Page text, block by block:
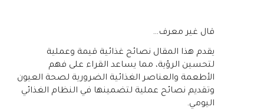
‏قال غير معرف…
يقدم هذا المقال نصائح غذائية قيمة وعملية
لتحسين الرؤية، مما يساعد القراء على فهم
الأطعمة والعناصر الغذائية الضرورية لصحة العيون
وتقديم نصائح عملية لتضمينها في النظام الغذائي
اليومي.